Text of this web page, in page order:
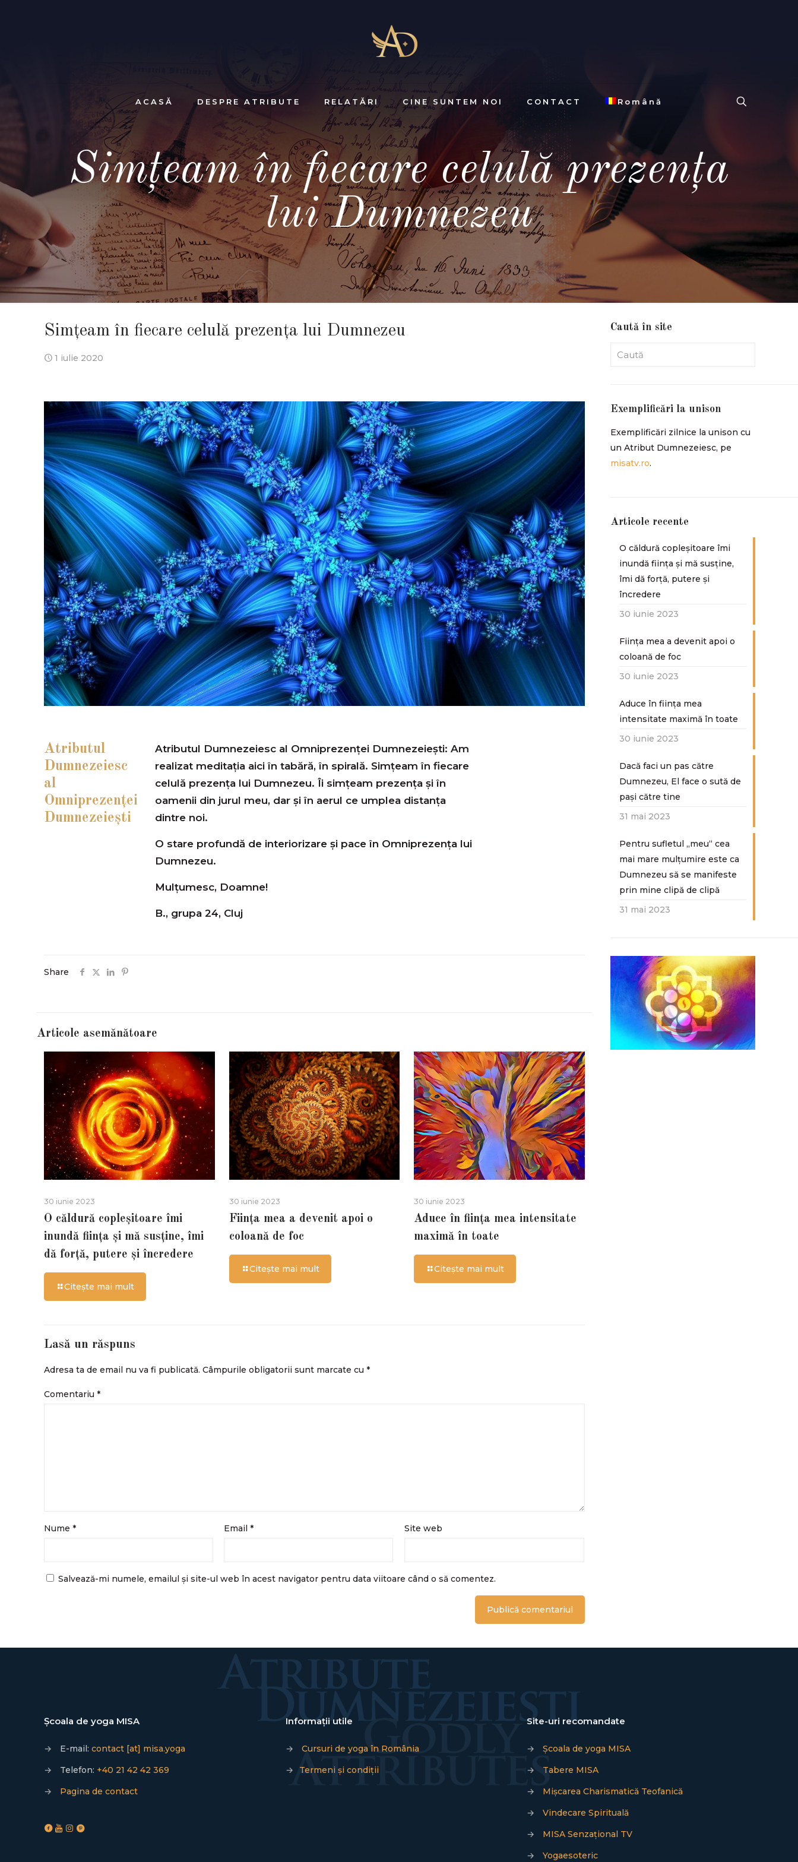
ACASĂ DESPRE ATRIBUTE RELATĂRI CINE SUNTEM NOI CONTACT Română
Simţeam în fiecare celulă prezenţa
lui Dumnezeu
Simţeam în fiecare celulă prezenţa lui Dumnezeu
1 iulie 2020
Atributul
Dumnezeiesc
al
Omniprezenţei
Dumnezeieşti
Atributul Dumnezeiesc al Omniprezenţei Dumnezeieşti: Am
realizat meditaţia aici în tabără, în spirală. Simţeam în fiecare
celulă prezenţa lui Dumnezeu. Îi simţeam prezenţa şi în
oamenii din jurul meu, dar şi în aerul ce umplea distanţa
dintre noi.
O stare profundă de interiorizare şi pace în Omniprezenţa lui
Dumnezeu.
Mulţumesc, Doamne!
B., grupa 24, Cluj
Share
Articole asemănătoare
30 iunie 2023
O căldură copleșitoare îmi
inundă ființa și mă susține, îmi
dă forță, putere și încredere
Citește mai mult
30 iunie 2023
Ființa mea a devenit apoi o
coloană de foc
Citește mai mult
30 iunie 2023
Aduce în ființa mea intensitate
maximă în toate
Citește mai mult
Lasă un răspuns
Adresa ta de email nu va fi publicată. Câmpurile obligatorii sunt marcate cu *
Comentariu *
Nume * Email* Site web
Salvează-mi numele, emailul și site-ul web în acest navigator pentru data viitoare când o să comentez.
Caută în site
Exemplificări la unison
Exemplificări zilnice la unison cu
un Atribut Dumnezeiesc, pe
misatv.ro.
Articole recente
O căldură copleșitoare îmi
inundă ființa și mă susține,
îmi dă forță, putere și
încredere
30 iunie 2023
Ființa mea a devenit apoi o
coloană de foc
30 iunie 2023
Aduce în ființa mea
intensitate maximă în toate
30 iunie 2023
Dacă faci un pas către
Dumnezeu, El face o sută de
paşi către tine
31 mai 2023
Pentru sufletul „meu“ cea
mai mare mulțumire este ca
Dumnezeu să se manifeste
prin mine clipă de clipă
31 mai 2023
Școala de yoga MISA
→ E-mail: contact [at] misa.yoga
→
Telefon: +40 21 42 42 369
→
Pagina de contact
Informații utile
→
Cursuri de yoga în România
→
Termeni și condiții
Site-uri recomandate
→
Școala de yoga MISA
→
Tabere MISA
→
Mișcarea Charismatică Teofanică
→
Vindecare Spirituală
→
MISA Senzațional TV
→
Yogaesoteric